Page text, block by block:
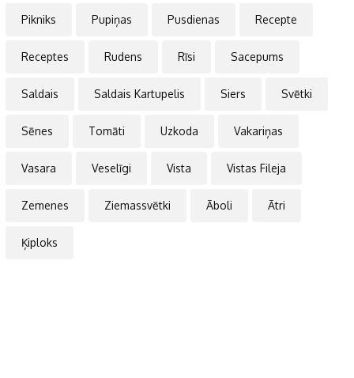
Pikniks Pupiņas Pusdienas Recepte
Receptes Rudens Rīsi Sacepums
Saldais Saldais Kartupelis Siers Svētki
Sēnes Tomāti Uzkoda Vakariņas
Vasara Veselīgi Vista Vistas Fileja
Zemenes Ziemassvētki Āboli Ātri
Ķiploks